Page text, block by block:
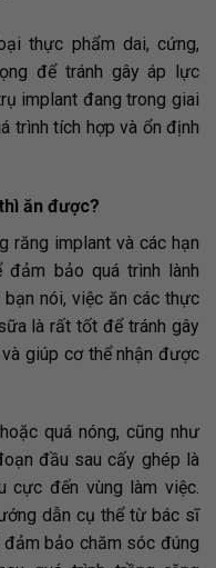
thực phẩm dai, cứng,
để tránh gây áp lực
implant đang trong giai
trình tích hợp và ổn định
ăn được?
răng implant và các hạn
đảm bảo quá trình lành
nói, việc ăn các thực
là rất tốt để tránh gây
giúp cơ thể nhận được
quá nóng, cũng như
đầu sau cấy ghép là
cực đến vùng làm việc.
dẫn cụ thể từ bác sĩ
bảo chăm sóc đúng